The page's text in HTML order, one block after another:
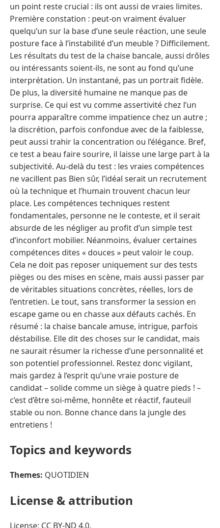
un point reste crucial : ils ont aussi de vraies limites.
Première constation : peut-on vraiment évaluer
quelqu’un sur la base d’une seule réaction, une seule
posture face à l’instabilité d’un meuble ? Difficilement.
Les résultats du test de la chaise bancale, aussi drôles
ou intéressants soient-ils, ne sont au fond qu’une
interprétation. Un instantané, pas un portrait fidèle.
De plus, la diversité humaine ne manque pas de
surprise. Ce qui est vu comme assertivité chez l’un
pourra apparaître comme impatience chez un autre ;
la discrétion, parfois confondue avec de la faiblesse,
peut aussi trahir la concentration ou l’élégance. Bref,
ce test a beau faire sourire, il laisse une large part à la
subjectivité. Au-delà du test : les vraies compétences
ne vacillent pas Bien sûr, l’idéal serait un recrutement
où la technique et l’humain trouvent chacun leur
place. Les compétences techniques restent
fondamentales, personne ne le conteste, et il serait
absurde de les négliger au profit d’un simple test
d’inconfort mobilier. Néanmoins, évaluer certaines
compétences dites « douces » peut valoir le coup.
Cela ne doit pas reposer uniquement sur des tests
pièges ou des mises en scène, mais aussi passer par
de véritables situations concrètes, réelles, lors de
l’entretien. Le tout, sans transformer la session en
escape game ou en chasse aux défauts cachés. En
résumé : la chaise bancale amuse, intrigue, parfois
déstabilise. Elle dit des choses sur le candidat, mais
ne saurait résumer la richesse d’une personnalité et
son potentiel professionnel. Restez donc vigilant,
mais gardez à l’esprit qu’une vraie posture de
candidat – solide comme un siège à quatre pieds ! –
c’est d’être soi-même, honnête et réactif, fauteuil
stable ou non. Bonne chance dans la jungle des
entretiens !
Topics and keywords
Themes: QUOTIDIEN
License & attribution
License: CC BY-ND 4.0.